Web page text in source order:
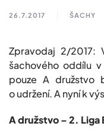
26.7.2017 ŠACHY
Zpravodaj 2/2017:
šachového oddílu
pouze A družstvo
o udržení. A nyní k
A družstvo – 2. Liga